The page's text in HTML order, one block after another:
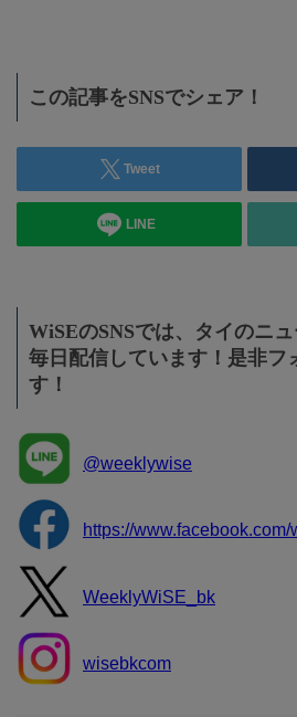
この記事をSNSでシェア！
Tweet
LINE
WiSEのSNSでは、タイのニ
毎日配信しています！是非フ
す！
@weeklywise
https://
WeeklyWiSE_bk
wisebkcom